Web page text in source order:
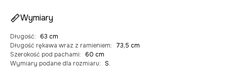
Wymiary
Długość:
63 cm
Długość rękawa wraz z ramieniem:
73,5 cm
Szerokość pod pachami:
60 cm
Wymiary podane dla rozmiaru: S.